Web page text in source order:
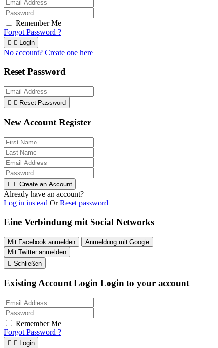
Remember Me
Forgot Password ?
  Login
No account? Create one here
Reset Password
  Reset Password
New Account Register
  Create an Account
Already have an account?
Log in instead OrReset password
Eine Verbindung mit Social Networks
Mit Facebook anmelden
Anmeldung mit Google
Mit Twitter anmelden
 Schließen
Existing Account Login Login to your account
Remember Me
Forgot Password ?
  Login